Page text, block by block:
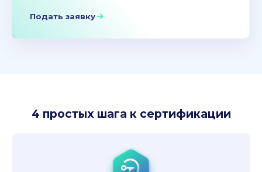
Подать заявку
4 простых шага к сертификации